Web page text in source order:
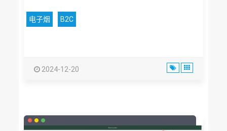
电子烟 B2C
2024-12-20